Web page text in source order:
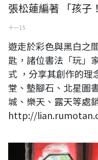
張松蓮編著 「孩子
十一 15
遊走於彩色與黑白之
匙，諸位書法「玩」
式 ，分享其創作的理
堂、墊腳石、北星圖
城、樂天、露天等處
http://
墨、汎流行時代－2021國際